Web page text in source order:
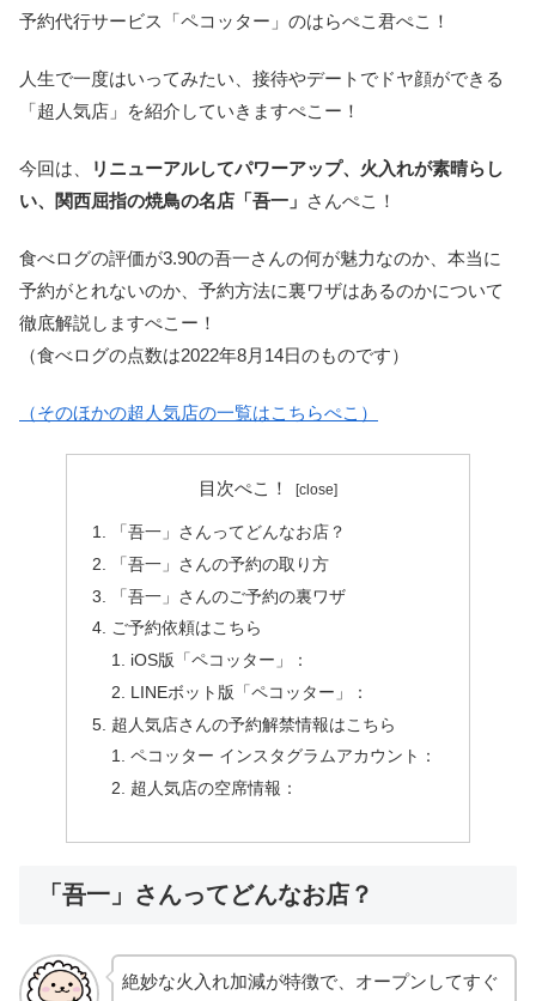
予約代行サービス「ペコッター」のはらぺこ君ぺこ！
人生で一度はいってみたい、接待やデートでドヤ顔ができる
「超人気店」を紹介していきますぺこー！
今回は、
リニューアルしてパワーアップ、火入れが素晴らし
い、関西屈指の焼鳥の名店「吾一」 さんぺこ！
食べログの評価が3.90の吾一さんの何が魅力なのか、本当に
予約がとれないのか、予約方法に裏ワザはあるのかについて
徹底解説しますぺこー！
（食べログの点数は2022年8月14日のものです）
（そのほかの超人気店の一覧はこちらぺこ）
目次ぺこ！
「吾一」さんってどんなお店？
「吾一」さんの予約の取り方
「吾一」さんのご予約の裏ワザ
ご予約依頼はこちら
iOS版「ペコッター」：
LINEボット版「ペコッター」：
超人気店さんの予約解禁情報はこちら
ペコッター インスタグラムアカウント：
超人気店の空席情報：
「吾一」さんってどんなお店？
絶妙な火入れ加減が特徴で、オープンしてすぐ